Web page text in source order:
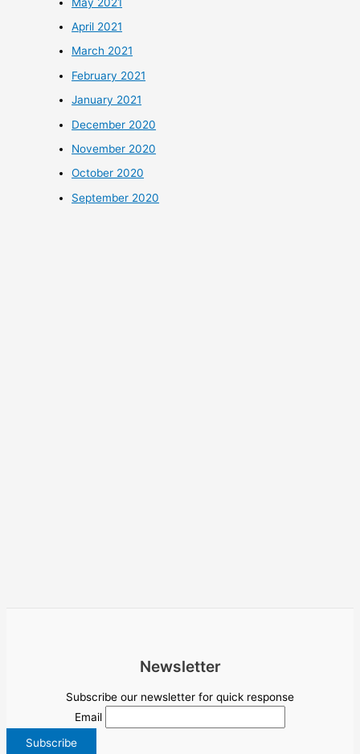
April 2021
March 2021
February 2021
January 2021
December 2020
November 2020
October 2020
September 2020
Newsletter
Subscribe our newsletter for quick response
Email